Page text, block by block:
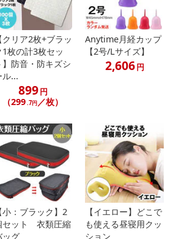
示されない場合もございます。
】
品の場合、商品によってご指定できる
能性がございます。
は、配送日時指定をご利用いただけませ
【クリア2枚+ブラッ
1枚の計3枚セッ
】防音・防キズシ
ル...
899円
（299.7円／枚）
Anytime月経カップ
【2号/Lサイズ】
2,606円
小：ブラック】2
セット 衣類圧縮
ッグ
【イエロー】どこで
も使える昼寝用クッ
ション